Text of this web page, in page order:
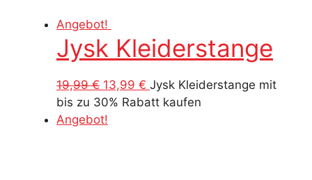
Angebot!
Jysk Kleiderstange
19,99€ Ursprünglicher
Preis
war:
13,99 € Aktueller
Preis
Jysk Kleiderstange mit
bis zu 30% Rabatt kaufen
Angebot!